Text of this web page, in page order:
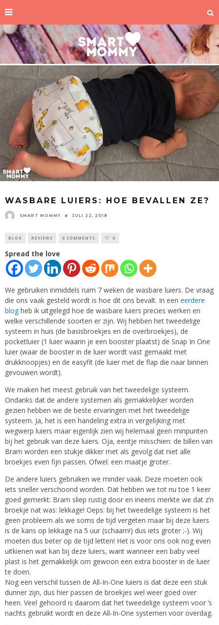
WASBARE LUIERS: HOE BEVALLEN ZE?
SMART MOMMY JULI 22, 2018
BLOG REVIEWS 0 COMMENTS 0
Spread the love
We gebruiken inmiddels ruim 7 weken de wasbare luiers. De vraag
die ons vaak gesteld wordt is hoe dit ons bevalt. In een eerdere
blog heb ik uitgelegd hoe de wasbare luiers precies werken en
welke verschillende soorten er zijn. Wij hebben het tweedelige
systeem in huis (de basisbroekjes en de overbroekjes), de
pocketluier (1 luier waarin je een booster plaatst) de Snap In One
luier (waar de booster in de luier wordt vast gemaakt met
drukknoopjes) en de easyfit (de luier met de flap die naar binnen
gevouwen wordt).
We maken het meest gebruik van het tweedelige systeem.
Ondanks dat de andere systemen als gemakkelijker worden
gezien hebben we de beste ervaringen met het tweedelige
systeem. Ja, het is een handeling extra in vergelijking met
wegwerp luiers maar eigenlijk zien wij helemaal geen minpunten
bij het gebruik van deze luiers. Oja, eentje misschien: de billen van
Bram worden een stukje dikker met als gevolg dat niet alle
broekjes even fijn passen. Ofwel: een maatje groter.
De andere luiers gebruiken we minder vaak. Deze moeten ook
iets sneller verschoond worden. Dat hebben we tot nu toe 1 keer
goed gemerkt: Bram sliep rustig door en ineens merkte we dat z’n
broekje nat was: lekkage! Oeps: bij het tweedelige systeem is het
geen probleem als we soms de tijd vergeten maar bij deze luiers
is de kans op lekkage na 5 uur (schaam!) dus iets groter ;-). Wij
moeten dus beter op de tijd letten! Het is voor ons ook nog even
uitkienen wat kan bij deze luiers, want wanneer een baby veel
plast is het gemakkelijk om gewoon een extra booster in de luier
te doen.
Nog een verschil tussen de All-In-One luiers is dat deze een stuk
dunner zijn, dus hier passen de broekjes wel weer goed over
heen. Veel gehoord is daarom dat het tweedelige systeem voor ’s
nachts gebruikt wordt en deze All-In-One systemen voor overdag.